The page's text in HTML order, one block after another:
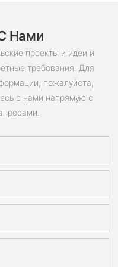
Нами
проекты и идеи и
требования. Для
пожалуйста,
с нами напрямую с